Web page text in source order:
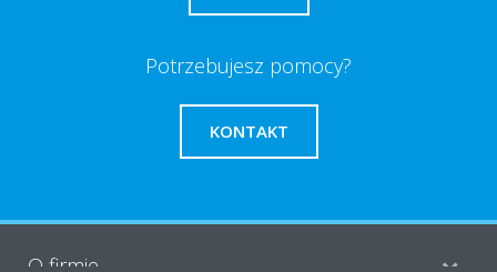
Potrzebujesz pomocy?
KONTAKT
O firmie